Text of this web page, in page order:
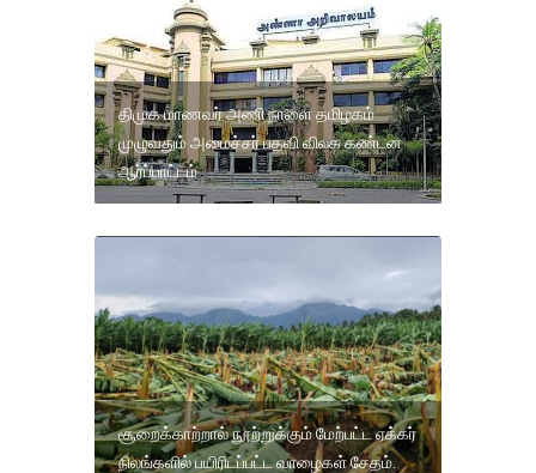
திமுக மாணவர் அணி நாளை தமிழகம்
முழுவதும் அமைச்சர் பதவி விலக கண்டன
ஆர்ப்பாட்டம்
சூறைக்காற்றால் நூற்றுக்கும் மேற்பட்ட ஏக்கர்
நிலங்களில் பயிரிடப்பட்ட வாழைகள் சேதம்.